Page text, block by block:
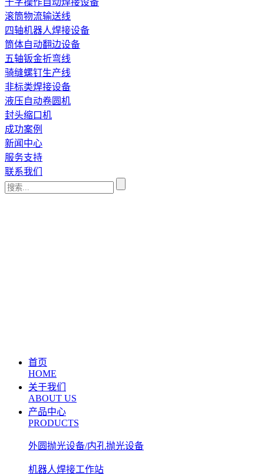
十字操作自动焊接设备
滚筒物流输送线
四轴机器人焊接设备
筒体自动翻边设备
五轴钣金折弯线
骑缝螺钉生产线
非标类焊接设备
液压自动卷圆机
封头缩口机
成功案例
新闻中心
服务支持
联系我们
首页
HOME
关于我们
ABOUT US
产品中心
PRODUCTS
外圆抛光设备/内孔抛光设备
机器人焊接工作站